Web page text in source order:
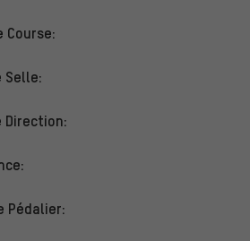
Course:
Selle:
Direction:
Pédalier: